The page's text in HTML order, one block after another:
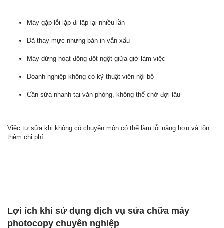
Máy gặp lỗi lặp đi lặp lại nhiều lần
Đã thay mực nhưng bản in vẫn xấu
Máy dừng hoạt động đột ngột giữa giờ làm việc
Doanh nghiệp không có kỹ thuật viên nội bộ
Cần sửa nhanh tại văn phòng, không thể chờ đợi lâu
Việc tự sửa khi không có chuyên môn có thể làm lỗi nặng hơn và tốn
thêm chi phí.
Lợi ích khi sử dụng dịch vụ sửa chữa máy
photocopy chuyên nghiệp